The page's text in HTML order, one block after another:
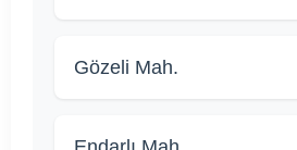
Gözeli Mah.